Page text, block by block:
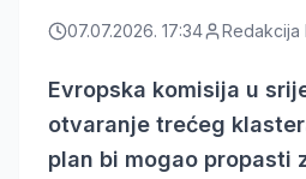
07.07.2026. 17:34 Redakcija
Evropska komisija u
otvaranje trećeg
plan bi mogao propasti